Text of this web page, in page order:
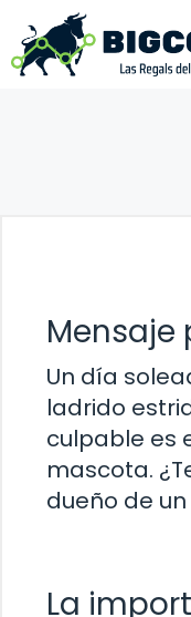
Saltar
contenido
Mensaje
Un día
ladrido
culpable es
mascota.
dueño de
La